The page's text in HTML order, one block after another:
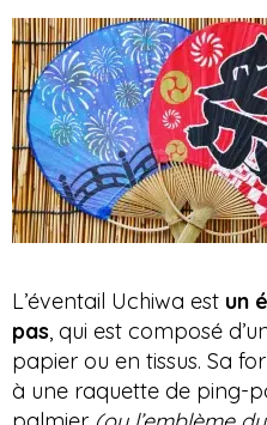
L’éventail Uchiwa est un
pas, qui est composé
papier ou en tissus. Sa
à une raquette de ping-